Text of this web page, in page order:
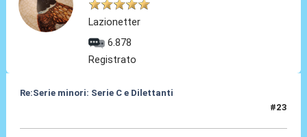
Lazionetter
6.878
Registrato
Re:Serie minori: Serie C e Dilettanti
#23